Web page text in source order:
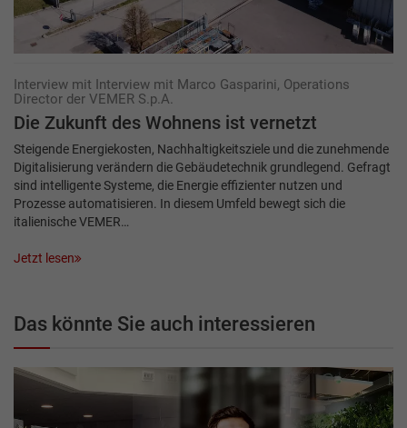
Interview mit Interview mit Marco Gasparini, Operations
Director der VEMER S.p.A.
Die Zukunft des Wohnens ist vernetzt
Steigende Energiekosten, Nachhaltigkeitsziele und die zunehmende
Digitalisierung verändern die Gebäudetechnik grundlegend. Gefragt
sind intelligente Systeme, die Energie effizienter nutzen und
Prozesse automatisieren. In diesem Umfeld bewegt sich die
italienische VEMER…
Jetzt lesen
Das könnte Sie auch interessieren